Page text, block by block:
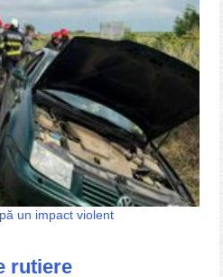
un impact violent
rutiere